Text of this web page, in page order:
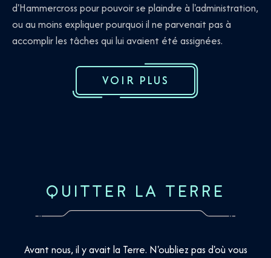
d'Hammercross pour pouvoir se plaindre à l'administration,
ou au moins expliquer pourquoi il ne parvenait pas à
accomplir les tâches qui lui avaient été assignées.
VOIR PLUS
QUITTER LA TERRE
Avant nous, il y avait la Terre. N'oubliez pas d'où vous